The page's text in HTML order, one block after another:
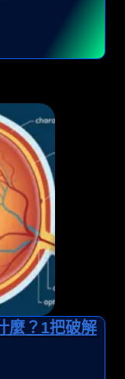
麼？1把破解